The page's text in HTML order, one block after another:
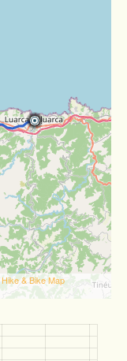
Hike & Bike Map